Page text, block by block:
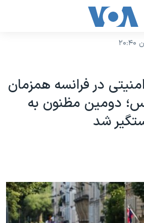
در فرانسه همزمان
دومین مظنون به
شد